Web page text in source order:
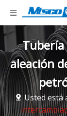
aleación
Usted está